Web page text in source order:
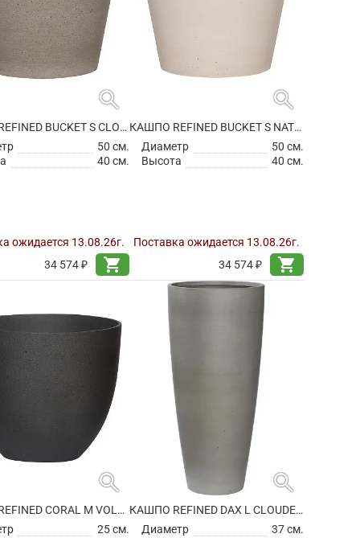
search
КАШПО REFINED BUCKET S CLOUDED GREY
50 см.
40 см.
ожидается 13.08.26г.
34 574 ₽
shopping_cart
search
КАШПО REFINED BUCKET S NATURAL WHITE
Диаметр
50 см.
Высота
40 см.
Поставка ожидается 13.08.26г.
34 574 ₽
shopping_cart
search
КАШПО REFINED CORAL M VOLCANO BLACK
25 см.
search
КАШПО REFINED DAX L CLOUDED GREY
Диаметр
37 см.